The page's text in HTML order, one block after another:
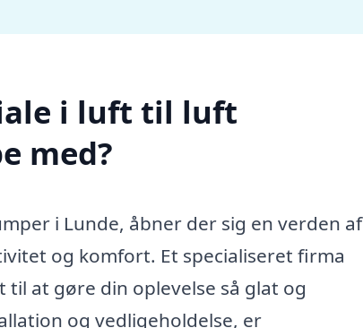
i luft til luft
med?
i Lunde, åbner der sig en verden af
og komfort. Et specialiseret firma
at gøre din oplevelse så glat og
og vedligeholdelse, er